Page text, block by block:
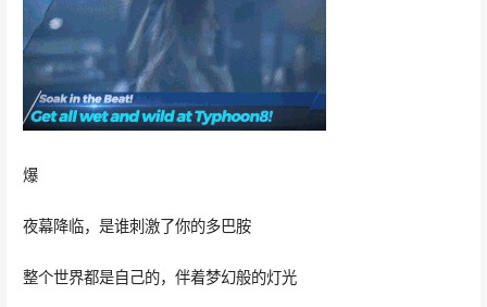
爆
夜幕降临，是谁刺激了你的多巴胺
整个世界都是自己的，伴着梦幻般的灯光